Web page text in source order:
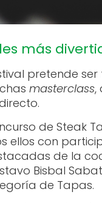
más
pretende
masterclass,
de Steak
ellos con
de la
Bisbal
de Tapas.